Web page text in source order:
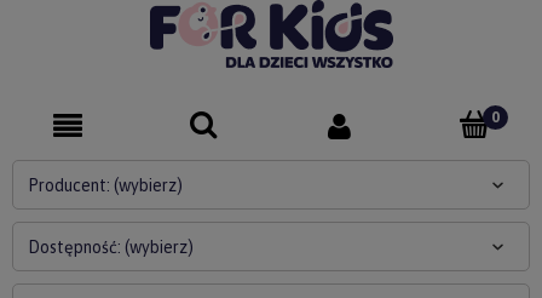
Producent: (wybierz)
Dostępność: (wybierz)